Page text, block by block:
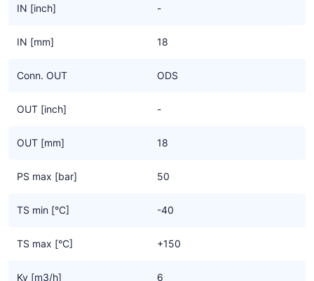
IN [inch] -
IN [mm] 18
Conn. OUT ODS
OUT [inch] -
OUT [mm] 18
PS max [bar] 50
TS min [°C] -40
TS max [°C] +150
Kv [m3/h] 6